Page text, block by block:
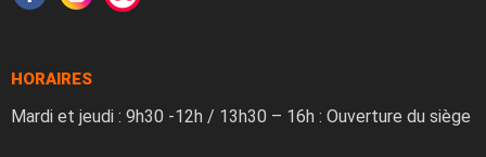
HORAIRES
Mardi et jeudi : 9h30 -12h / 13h30 – 16h : Ouverture du siège